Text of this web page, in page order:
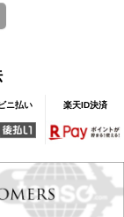
ニ払い 楽天ID決済